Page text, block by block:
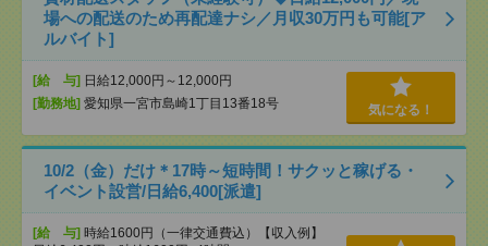
場への配送のため再配達ナシ／月収30万円も可能[ア
ルバイト]
[給 与] 日給12,000円～12,000円
[勤務地] 愛知県一宮市島崎1丁目13番18号 気になる！
10/2（金）だけ＊17時～短時間！サクッと稼げる・
イベント設営/日給6,400[派遣]
[給 与] 時給1600円（一律交通費込）【収入例】